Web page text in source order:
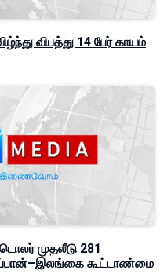
விபத்து 14 பேர் காயம்
முதலீடு 281
கூட்டாண்மை